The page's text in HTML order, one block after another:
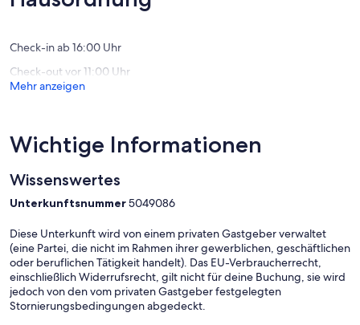
(8
Check-in ab 16:00 Uhr
Check-out vor 11:00 Uhr
Mehr anzeigen
Wichtige Informationen
Wissenswertes
Unterkunftsnummer5049086
Diese Unterkunft wird von einem privaten Gastgeber verwaltet
(eine Partei, die nicht im Rahmen ihrer gewerblichen, geschäftlichen
oder beruflichen Tätigkeit handelt). Das EU-Verbraucherrecht,
einschließlich Widerrufsrecht, gilt nicht für deine Buchung, sie wird
jedoch von den vom privaten Gastgeber festgelegten
Stornierungsbedingungen abgedeckt.